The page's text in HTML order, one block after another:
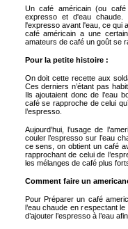
Un café américain (ou
expresso et d'eau
l'expresso avant l'eau, ce qui
café américain a une
amateurs de café un goût se
Pour la petite histoire :
On doit cette recette aux
Ces derniers n’étant pas
Ils ajoutaient donc de l’eau
café se rapproche de celui
l’espresso.
Aujourd’hui, l’usage de
couler l’espresso sur l’eau
ce sens, on obtient un café
rapprochant de celui de
les mélanges de café plus
Comment faire un
Pour Préparer un café
l’eau chaude en respectant
d’ajouter l’espresso à l’eau